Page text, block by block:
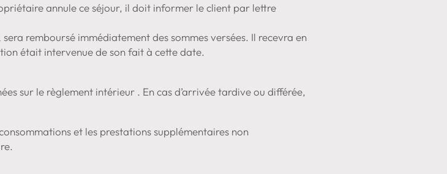
annule ce séjour, il doit informer le client par lettre
remboursé immédiatement des sommes versées. Il recevra en
était intervenue de son fait à cette date.
sur le règlement intérieur . En cas d’arrivée tardive ou différée,
et les prestations supplémentaires non